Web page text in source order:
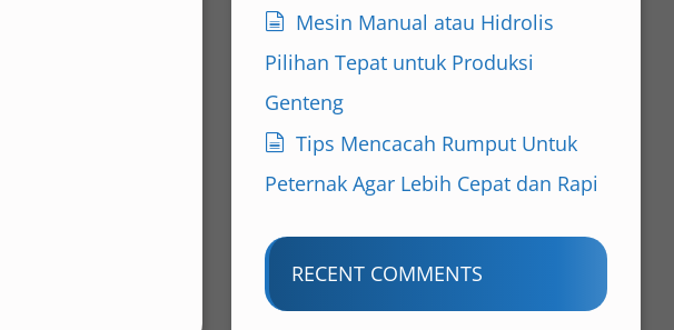
Mesin Manual atau Hidrolis
Pilihan Tepat untuk Produksi
Genteng
Tips Mencacah Rumput Untuk
Peternak Agar Lebih Cepat dan Rapi
RECENT COMMENTS